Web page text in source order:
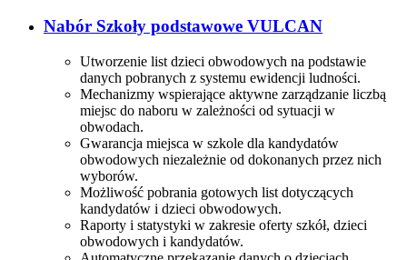
Nabór Szkoły podstawowe VULCAN
Utworzenie list dzieci obwodowych na podstawie
danych pobranych z systemu ewidencji ludności.
Mechanizmy wspierające aktywne zarządzanie liczbą
miejsc do naboru w zależności od sytuacji w
obwodach.
Gwarancja miejsca w szkole dla kandydatów
obwodowych niezależnie od dokonanych przez nich
wyborów.
Możliwość pobrania gotowych list dotyczących
kandydatów i dzieci obwodowych.
Raporty i statystyki w zakresie oferty szkół, dzieci
obwodowych i kandydatów.